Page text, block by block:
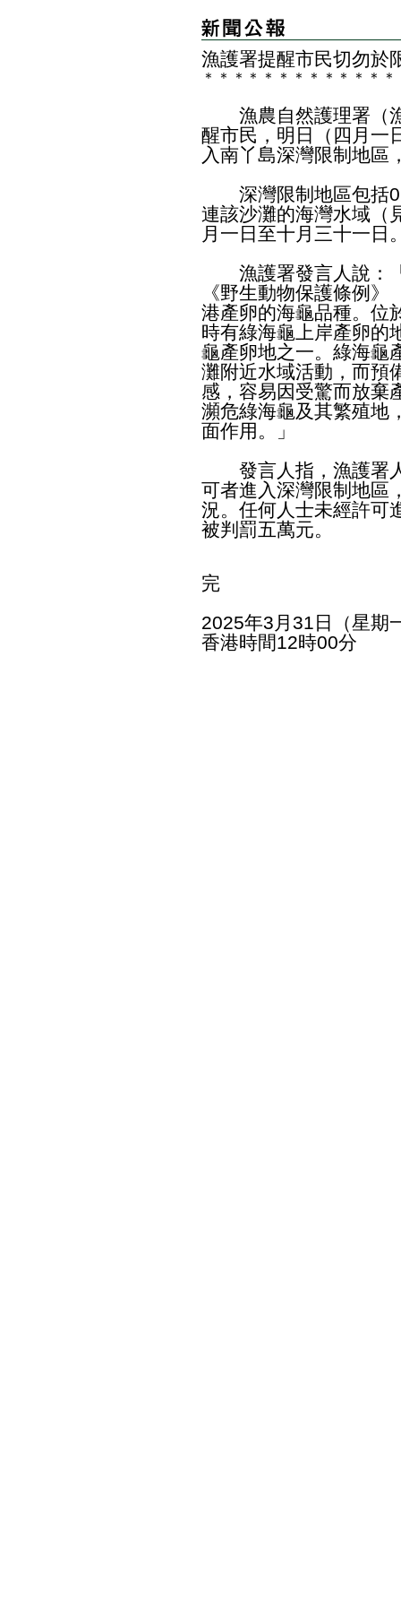
漁護署提醒市民切勿於
＊ ＊ ＊ ＊ ＊ ＊ ＊ ＊ ＊ ＊ ＊ ＊ ＊
漁農自然護理署（漁
醒市民，明日（四月一
入南丫島深灣限制地區
深灣限制地區包括
連該沙灘的海灣水域（
月一日至十月三十一日
漁護署發言人說：「
《野生動物保護條例
港產卵的海龜品種。位
時有綠海龜上岸產卵的
龜產卵地之一。綠海龜
灘附近水域活動，而預
感，容易因受驚而放棄
瀕危綠海龜及其繁殖地
面作用。」
發言人指，漁護署人
可者進入深灣限制地區
況。任何人士未經許可
被判罰五萬元。
完
2025年3月31日（星期
香港時間12時00分